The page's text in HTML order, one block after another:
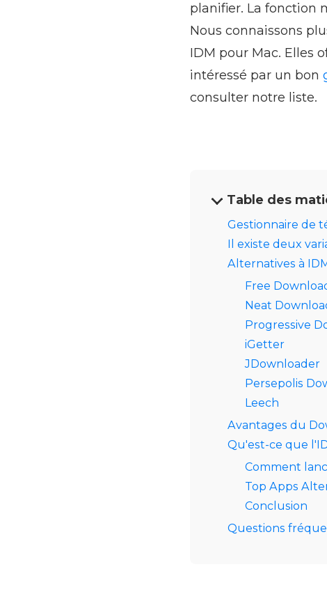
planifier. La fonction
Nous connaissons
IDM pour Mac. Elles
intéressé par un bon
consulter notre liste.
Table des
Gestionnaire de
Il existe deux
Alternatives à
Free
Neat
Progressive
iGetter
JDownloader
Persepolis
Leech
Avantages du
Qu'est-ce que
Comment
Top Apps
Conclusion
Questions